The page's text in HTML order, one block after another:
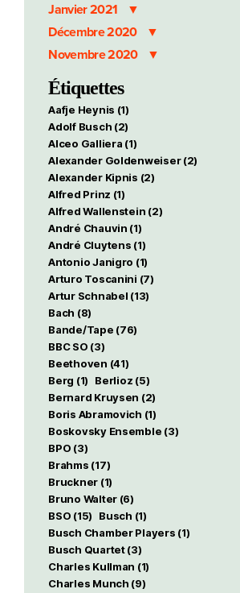
Janvier 2021
Décembre 2020
Novembre 2020
Étiquettes
Aafje Heynis (1)
Adolf Busch (2)
Alceo Galliera (1)
Alexander Goldenweiser(2)
Alexander Kipnis (2)
Alfred Prinz (1)
Alfred Wallenstein (2)
André Chauvin (1)
André Cluytens (1)
Antonio Janigro (1)
Arturo Toscanini (7)
Artur Schnabel (13)
Bach (8)
Bande/Tape (76)
BBC SO (3)
Beethoven (41)
Berg (1) Berlioz (5)
Bernard Kruysen (2)
Boris Abramovich (1)
Boskovsky Ensemble (3)
BPO (3)
Brahms (17)
Bruckner (1)
Bruno Walter(6)
BSO (15) Busch (1)
Busch Chamber Players (1)
Busch Quartet(3)
Charles Kullman (1)
Charles Munch (9)